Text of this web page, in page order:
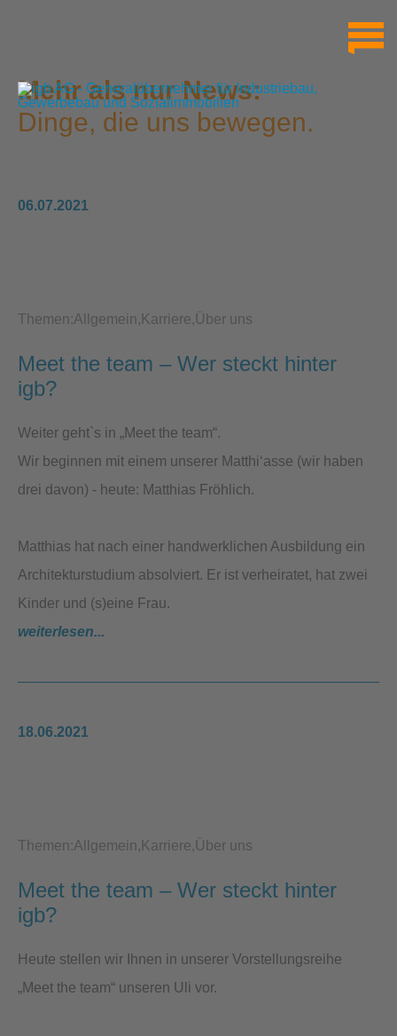
Mehr als nur News:
Dinge, die uns bewegen.
06.07.2021
Themen:Allgemein Karriere Über uns
Meet the team – Wer steckt hinter
igb?
Weiter geht`s in „Meet the team“.
Wir beginnen mit einem unserer Matthi‘asse (wir haben
drei davon) - heute: Matthias Fröhlich.
Matthias hat nach einer handwerklichen Ausbildung ein
Architekturstudium absolviert. Er ist verheiratet, hat zwei
Kinder und (s)eine Frau.
weiterlesen...
18.06.2021
Themen:Allgemein Karriere Über uns
Meet the team – Wer steckt hinter
igb?
Heute stellen wir Ihnen in unserer Vorstellungsreihe
„Meet the team“ unseren Uli vor.